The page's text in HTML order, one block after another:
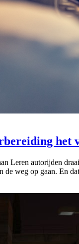
Leren autorijden
de weg op gaan. En